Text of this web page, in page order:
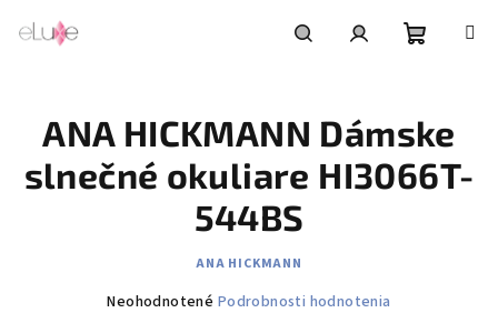
košík
ANA HICKMANN Dámske
slnečné okuliare HI3066T-
544BS
ANA HICKMANN
Priemerné
Neohodnotené Podrobnosti hodnotenia